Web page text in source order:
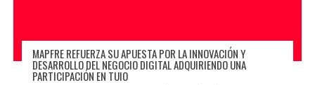
MAPFRE REFUERZA SU APUESTA POR LA INNOVACIÓN Y
DESARROLLO DEL NEGOCIO DIGITAL ADQUIRIENDO UNA
PARTICIPACIÓN EN TUIO